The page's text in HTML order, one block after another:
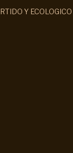
Y ECOLOGICO